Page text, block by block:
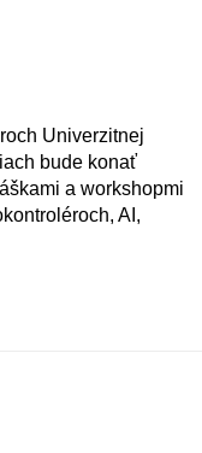
Univerzitnej
bude konať
a workshopmi
AI,